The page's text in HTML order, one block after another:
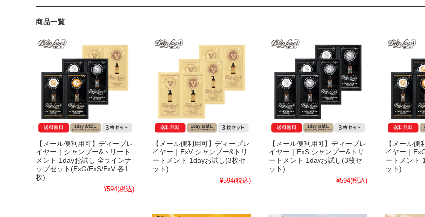
商品一覧
【メール便利用可】ディープレ
イヤー｜シャンプー&トリート
メント 1dayお試し 全ラインナ
ップセット(ExG/ExS/ExV 各1
枚)
¥594(税込)
【メール便利用可】ディープレ
イヤー｜ExV シャンプー&トリ
ートメント 1dayお試し(3枚セ
ット)
¥594(税込)
【メール便利用可】ディープレ
イヤー｜ExS シャンプー&トリ
ートメント 1dayお試し(3枚セ
ット)
¥594(税込)
【メール便
イヤー｜
ートメント
ット)